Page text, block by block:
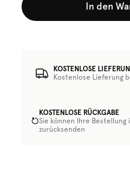
In den
KOSTENLOSE
Kostenlose Lieferung
KOSTENLOSE RÜCKGABE
Sie können Ihre Bestellung
zurücksenden